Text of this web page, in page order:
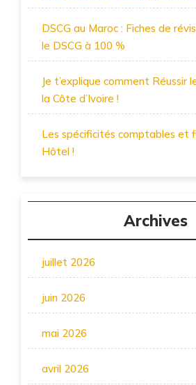
DSCG au Maroc : Fiches de
le DSCG à 100 %
Je t’explique comment Réussir
la Côte d’Ivoire !
Les spécificités comptables et
Hôtel !
Archives
juillet 2026
juin 2026
mai 2026
avril 2026